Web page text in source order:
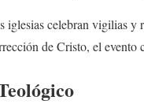
iglesias celebran vigilias y
de Cristo, el evento